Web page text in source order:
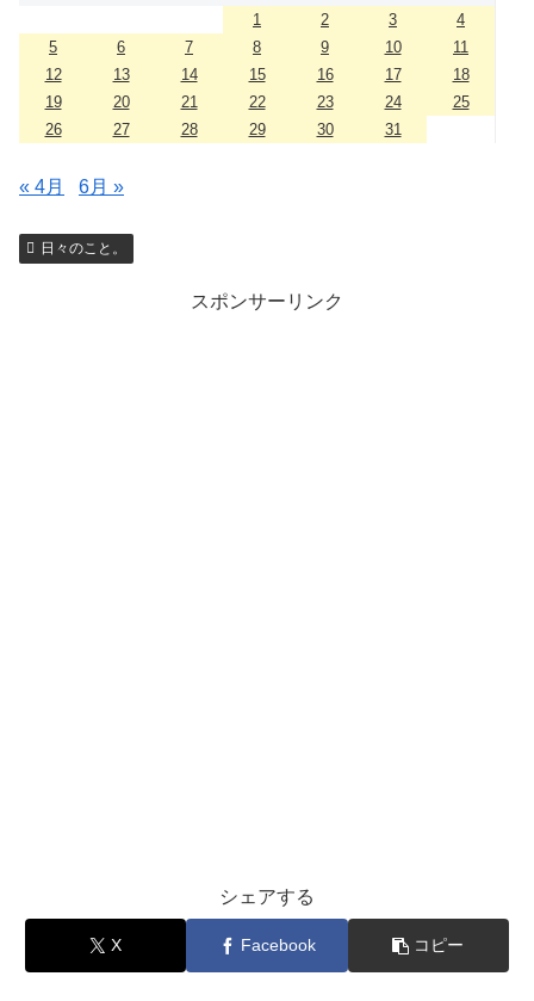
1
2 3
4
5
6 7 8 9 10
11
12
13 14 15 16 17
18
19
20 21 22 23 24
25
26
27 28 29 30 31
« 4月 6月 »
日々のこと。
スポンサーリンク
シェアする
X Facebook コピー